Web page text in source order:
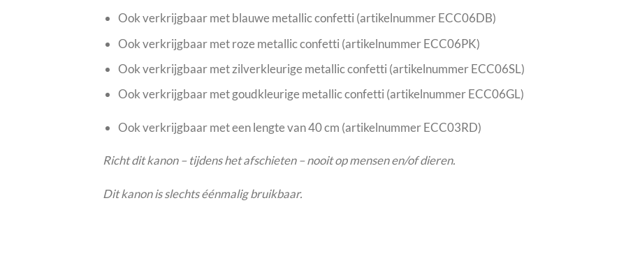
Ook verkrijgbaar met blauwe metallic confetti (artikelnummer ECC06DB)
Ook verkrijgbaar met roze metallic confetti (artikelnummer ECC06PK)
Ook verkrijgbaar met zilverkleurige metallic confetti (artikelnummer ECC06SL)
Ook verkrijgbaar met goudkleurige metallic confetti (artikelnummer ECC06GL)
Ook verkrijgbaar met een lengte van 40 cm (artikelnummer ECC03RD)
Richt dit kanon – tijdens het afschieten – nooit op mensen en/of dieren.
Dit kanon is slechts éénmalig bruikbaar.